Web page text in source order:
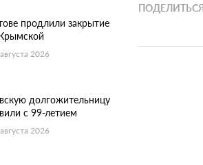
продлили закрытие
2026
долгожительницу
с 99-летием
2026